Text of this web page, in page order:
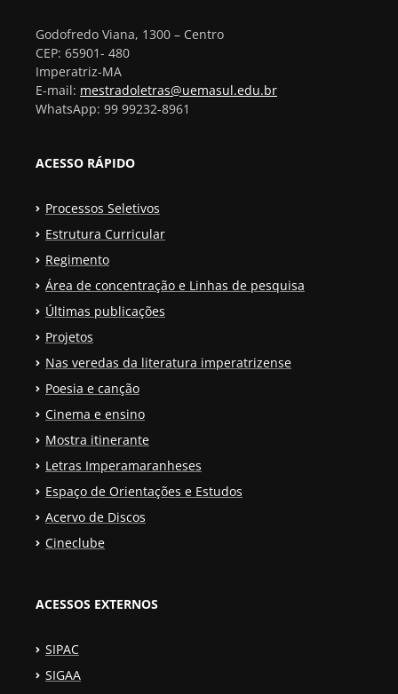
Godofredo Viana, 1300 – Centro
CEP: 65901- 480
Imperatriz-MA
E-mail: mestradoletras@uemasul.edu.br
WhatsApp: 99 99232-8961
ACESSO RÁPIDO
Processos Seletivos
Estrutura Curricular
Regimento
Área de concentração e Linhas de pesquisa
Últimas publicações
Projetos
Nas veredas da literatura imperatrizense
Poesia e canção
Cinema e ensino
Mostra itinerante
Letras Imperamaranheses
Espaço de Orientações e Estudos
Acervo de Discos
Cineclube
ACESSOS EXTERNOS
SIPAC
SIGAA